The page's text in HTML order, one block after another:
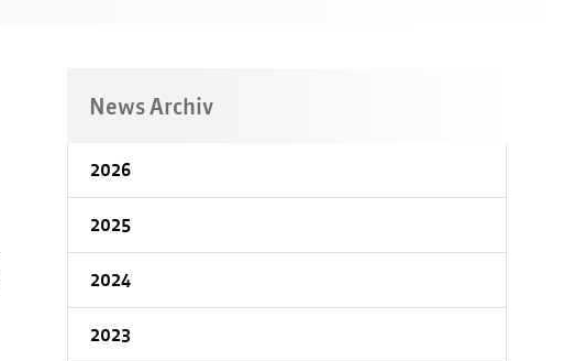
News Archiv
2026
2025
2024
2023